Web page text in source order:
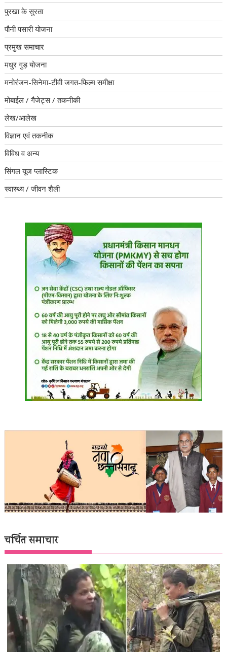
पुरखा के सुरता
पौनी पसारी योजना
प्रमुख समाचार
मधुर गुड़ योजना
मनोरंजन-सिनेमा-टीवी जगत-फिल्म समीक्षा
मोबाईल / गैजेट्स / तकनीकी
लेख/आलेख
विज्ञान एवं तकनीक
विविध व अन्य
सिंगल यूज प्लास्टिक
स्वास्थ्य / जीवन शैली
चर्चित समाचार